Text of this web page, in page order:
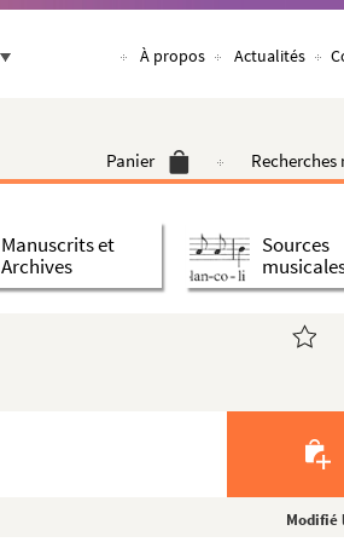
À propos Actualités
Panier Recherches
Manuscrits et
Archives
Sources
Modifié